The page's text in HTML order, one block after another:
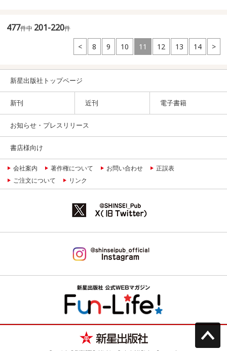
477件中 201-220件
< 8 9 10 11 12 13 14 >
新星出版社トップページ
新刊 近刊 電子書籍
お知らせ・プレスリリース
書店様向け
会社案内 著作権について お問い合わせ
正誤表
ご注文について
リンク